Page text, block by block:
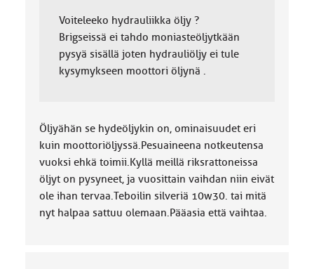
Voiteleeko hydrauliikka öljy ?
Brigseissä ei tahdo moniasteöljytkään
pysyä sisällä joten hydrauliöljy ei tule
kysymykseen moottori öljynä .
Öljyähän se hydeöljykin on, ominaisuudet eri
kuin moottoriöljyssä.Pesuaineena notkeutensa
vuoksi ehkä toimii.Kyllä meillä riksrattoneissa
öljyt on pysyneet, ja vuosittain vaihdan niin eivät
ole ihan tervaa.Teboilin silveriä 10w30. tai mitä
nyt halpaa sattuu olemaan.Pääasia että vaihtaa.